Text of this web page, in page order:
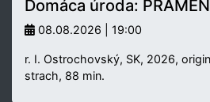
Domáca úroda:
08.08.2026 | 19:00
r. I. Ostrochovský, SK, 2026,
strach, 88 min.